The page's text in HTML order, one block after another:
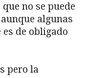
no se puede
algunas
es de obligado
pero la